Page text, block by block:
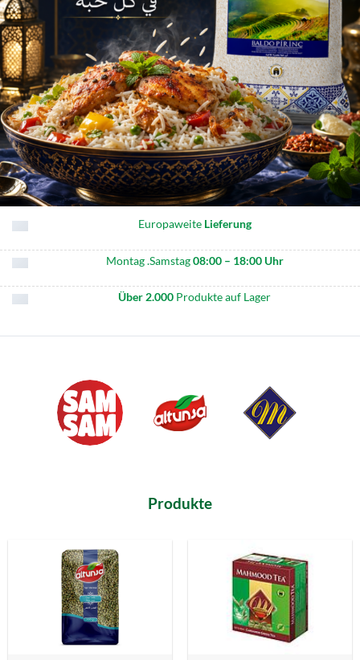
Europaweite Lieferung
Montag .Samstag08:00 – 18:00 Uhr
Über 2.000 Produkte auf Lager
Produkte